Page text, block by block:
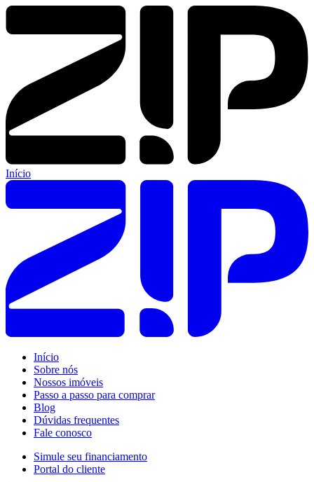
Início
Início
Sobre nós
Nossos imóveis
Passo a passo para comprar
Blog
Dúvidas frequentes
Fale conosco
Simule seu financiamento
Portal do cliente